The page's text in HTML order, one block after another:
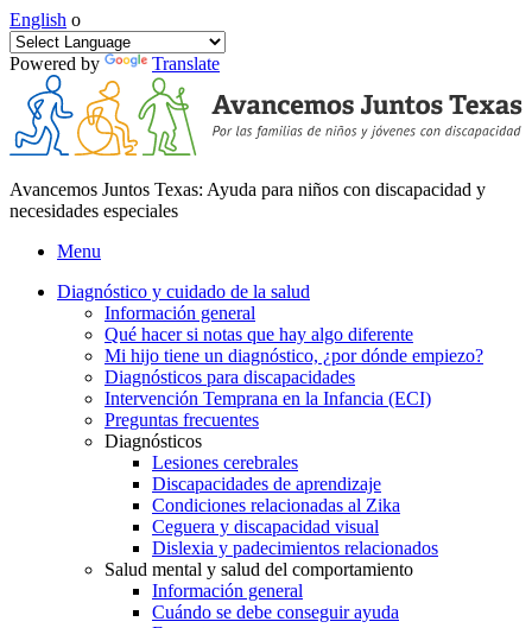
English o
Powered by Translate
Avancemos Juntos Texas: Ayuda para niños con discapacidad y
necesidades especiales
Menu
Diagnóstico y cuidado de la salud
Información general
Qué hacer si notas que hay algo diferente
Mi hijo tiene un diagnóstico, ¿por dónde empiezo?
Diagnósticos para discapacidades
Intervención Temprana en la Infancia (ECI)
Preguntas frecuentes
Diagnósticos
Lesiones cerebrales
Discapacidades de aprendizaje
Condiciones relacionadas al Zika
Ceguera y discapacidad visual
Dislexia y padecimientos relacionados
Salud mental y salud del comportamiento
Información general
Cuándo se debe conseguir ayuda